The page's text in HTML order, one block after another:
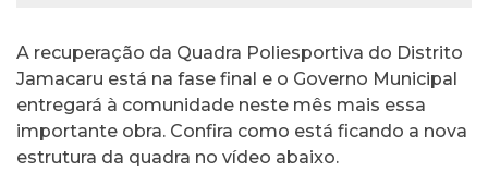
A recuperação da Quadra Poliesportiva do Distrito
Jamacaru está na fase final e o Governo Municipal
entregará à comunidade neste mês mais essa
importante obra. Confira como está ficando a nova
estrutura da quadra no vídeo abaixo.